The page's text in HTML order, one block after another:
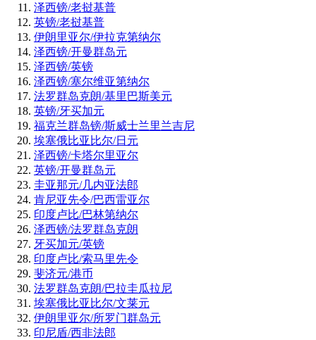
泽西镑/老挝基普
英镑/老挝基普
伊朗里亚尔/伊拉克第纳尔
泽西镑/开曼群岛元
泽西镑/英镑
泽西镑/塞尔维亚第纳尔
法罗群岛克朗/基里巴斯美元
英镑/牙买加元
福克兰群岛镑/斯威士兰里兰吉尼
埃塞俄比亚比尔/日元
泽西镑/卡塔尔里亚尔
英镑/开曼群岛元
圭亚那元/几内亚法郎
肯尼亚先令/巴西雷亚尔
印度卢比/巴林第纳尔
泽西镑/法罗群岛克朗
牙买加元/英镑
印度卢比/索马里先令
斐济元/港币
法罗群岛克朗/巴拉圭瓜拉尼
埃塞俄比亚比尔/文莱元
伊朗里亚尔/所罗门群岛元
印尼盾/西非法郎